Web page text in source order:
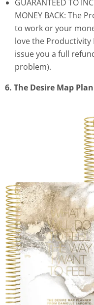
GUARANTEED TO
MONEY BACK: The
to work or your
love the
issue you a full
problem).
6. The Desire Map